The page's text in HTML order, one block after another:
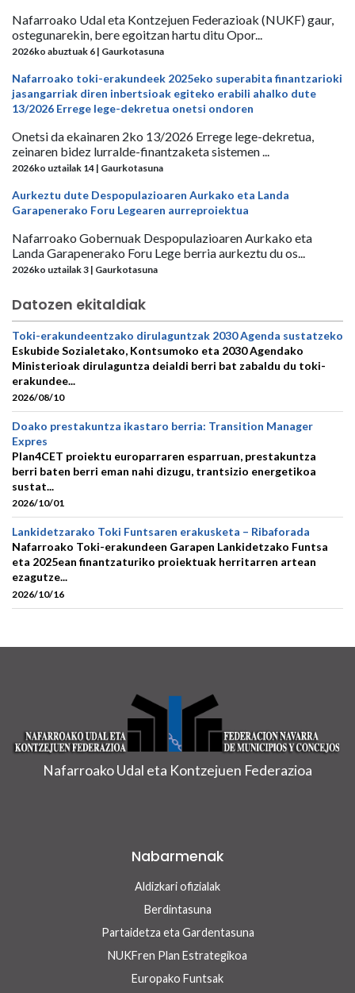
Nafarroako Udal eta Kontzejuen Federazioak (NUKF) gaur,
ostegunarekin, bere egoitzan hartu ditu Opor...
2026ko abuztuak 6 | Gaurkotasuna
Nafarroako toki-erakundeek 2025eko superabita finantzarioki
jasangarriak diren inbertsioak egiteko erabili ahalko dute
13/2026 Errege lege-dekretua onetsi ondoren
Onetsi da ekainaren 2ko 13/2026 Errege lege-dekretua,
zeinaren bidez lurralde-finantzaketa sistemen ...
2026ko uztailak 14 | Gaurkotasuna
Aurkeztu dute Despopulazioaren Aurkako eta Landa
Garapenerako Foru Legearen aurreproiektua
Nafarroako Gobernuak Despopulazioaren Aurkako eta
Landa Garapenerako Foru Lege berria aurkeztu du os...
2026ko uztailak 3 | Gaurkotasuna
Datozen ekitaldiak
Toki-erakundeentzako dirulaguntzak 2030 Agenda sustatzeko
Eskubide Sozialetako, Kontsumoko eta 2030 Agendako
Ministerioak dirulaguntza deialdi berri bat zabaldu du toki-
erakundee...
2026/08/10
Doako prestakuntza ikastaro berria: Transition Manager
Expres
Plan4CET proiektu europarraren esparruan, prestakuntza
berri baten berri eman nahi dizugu, trantsizio energetikoa
sustat...
2026/10/01
Lankidetzarako Toki Funtsaren erakusketa – Ribaforada
Nafarroako Toki-erakundeen Garapen Lankidetzako Funtsa
eta 2025ean finantzaturiko proiektuak herritarren artean
ezagutze...
2026/10/16
Nafarroako Udal eta Kontzejuen Federazioa
Nabarmenak
Aldizkari ofizialak
Berdintasuna
Partaidetza eta Gardentasuna
NUKFren Plan Estrategikoa
Europako Funtsak